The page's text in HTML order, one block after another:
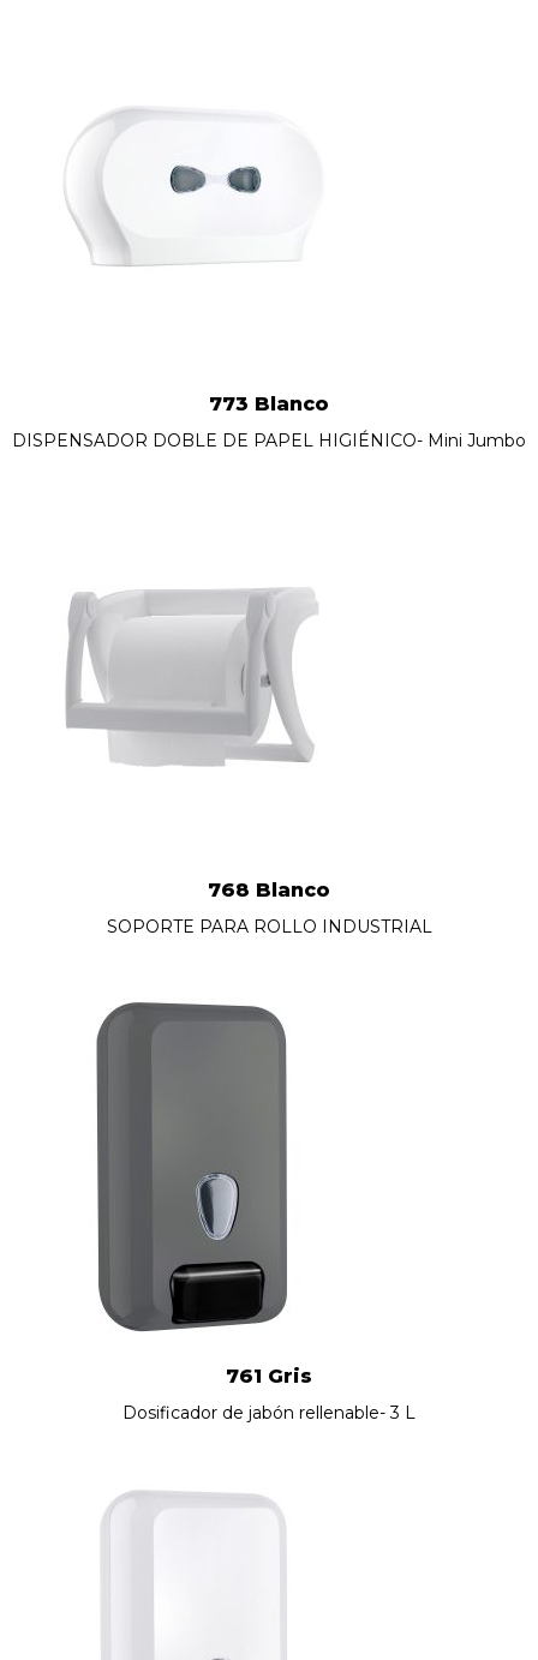
773 Blanco
DISPENSADOR DOBLE DE PAPEL HIGIÉNICO- Mini Jumbo
768 Blanco
SOPORTE PARA ROLLO INDUSTRIAL
761 Gris
Dosificador de jabón rellenable- 3 L